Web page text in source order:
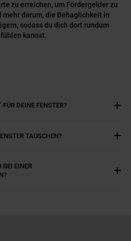
zu erreichen, um Fördergelder zu
mehr darum, die Behaglichkeit in
sodass du dich dort rundum
kannst.
DEINE FENSTER?
TAUSCHEN?
BEI EINER